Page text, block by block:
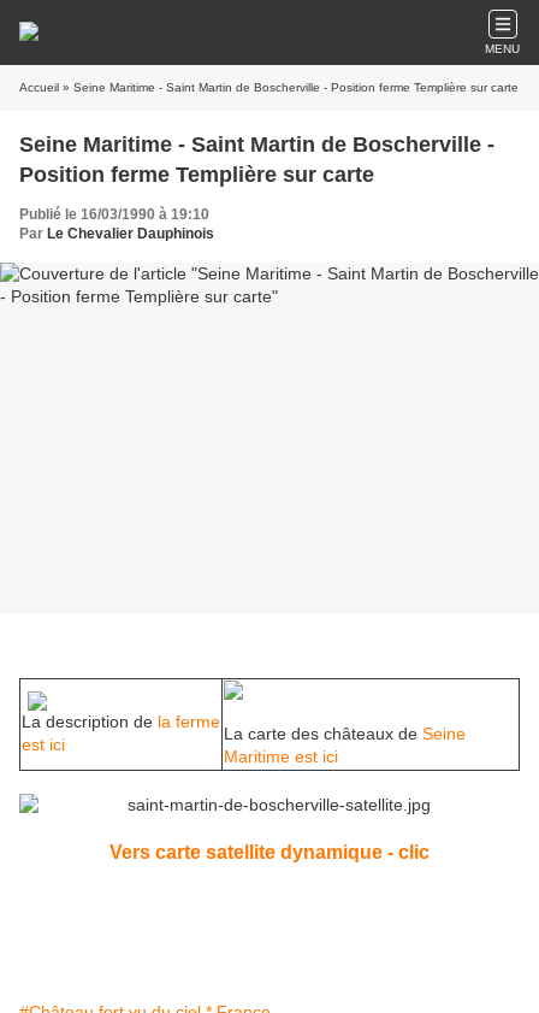
MENU
Accueil » Seine Maritime - Saint Martin de Boscherville - Position ferme Templière sur carte
Seine Maritime - Saint Martin de Boscherville -
Position ferme Templière sur carte
Publié le 16/03/1990 à 19:10
Par Le Chevalier Dauphinois
La description de la ferme
est ici
La carte des châteaux de Seine
Maritime est ici
Vers carte satellite dynamique - clic